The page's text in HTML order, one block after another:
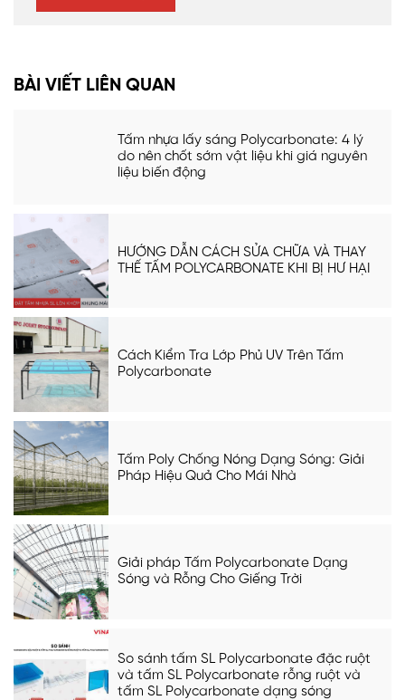
BÀI VIẾT LIÊN QUAN
Tấm nhựa lấy sáng Polycarbonate: 4 lý
do nên chốt sớm vật liệu khi giá nguyên
liệu biến động
HƯỚNG DẪN CÁCH SỬA CHỮA VÀ THAY
THẾ TẤM POLYCARBONATE KHI BỊ HƯ HẠI
Cách Kiểm Tra Lớp Phủ UV Trên Tấm
Polycarbonate
Tấm Poly Chống Nóng Dạng Sóng: Giải
Pháp Hiệu Quả Cho Mái Nhà
Giải pháp Tấm Polycarbonate Dạng
Sóng và Rỗng Cho Giếng Trời
So sánh tấm SL Polycarbonate đặc ruột
và tấm SL Polycarbonate rỗng ruột và
tấm SL Polycarbonate dạng sóng